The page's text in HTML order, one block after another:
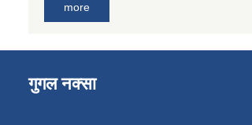
more
गुगल नक्सा